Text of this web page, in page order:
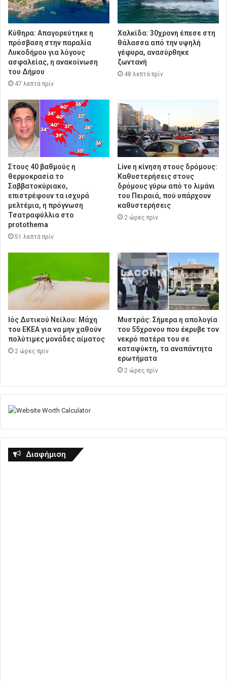
Κύθηρα: Απαγορεύτηκε η
πρόσβαση στην παραλία
Λυκοδήμου για λόγους
ασφαλείας, η ανακοίνωση
του Δήμου
47 λεπτά πρίν
Χαλκίδα: 30χρονη έπεσε στη
θάλασσα από την υψηλή
γέφυρα, ανασύρθηκε
ζωντανή
48 λεπτά πρίν
Στους 40 βαθμούς η
θερμοκρασία το
Σαββατοκύριακο,
επιστρέφουν τα ισχυρά
μελτέμια, η πρόγνωση
Τσατραφύλλια στο
protothema
51 λεπτά πρίν
Live η κίνηση στους δρόμους:
Καθυστερήσεις στους
δρόμους γύρω από το λιμάνι
του Πειραιά, πού υπάρχουν
καθυστερήσεις
2 ώρες πρίν
Ιός Δυτικού Νείλου: Μάχη
του ΕΚΕΑ για να μην χαθούν
πολύτιμες μονάδες αίματος
2 ώρες πρίν
Μυστράς: Σήμερα η απολογία
του 55χρονου που έκρυβε τον
νεκρό πατέρα του σε
καταψύκτη, τα αναπάντητα
ερωτήματα
2 ώρες πρίν
Διαφήμιση